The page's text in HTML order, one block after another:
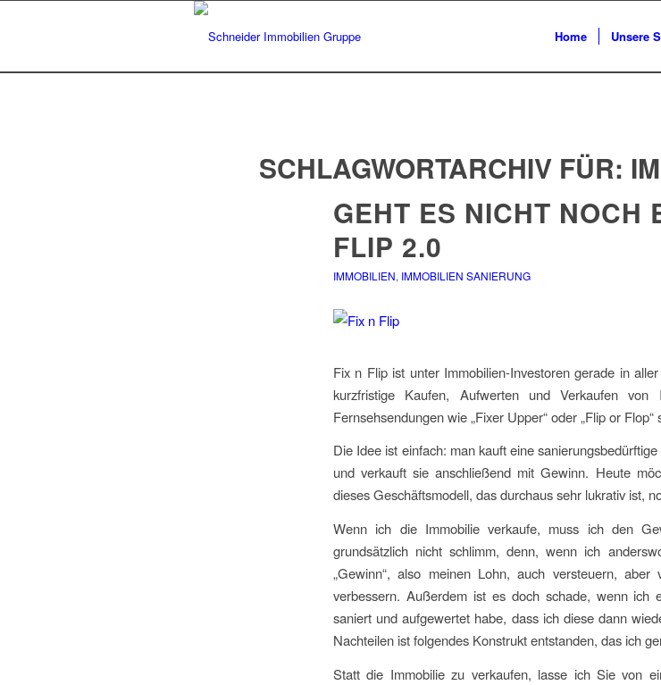
Home Unsere
SCHLAGWORTARCHIV FÜR:
GEHT ES NICHT NOCH
FLIP 2.0
IMMOBILIEN, IMMOBILIEN SANIERUNG
Fix n Flip ist unter Immobilien-Investoren gerade in
kurzfristige Kaufen, Aufwerten und Verkaufen
Fernsehsendungen wie „Fixer Upper“ oder „Flip or Flop“
Die Idee ist einfach: man kauft eine
und verkauft sie anschließend mit Gewinn. Heute
dieses Geschäftsmodell, das durchaus sehr lukrativ ist,
Wenn ich die Immobilie verkaufe, muss ich den
grundsätzlich nicht schlimm, denn, wenn ich
„Gewinn“, also meinen Lohn, auch versteuern,
verbessern. Außerdem ist es doch schade, wenn ich
saniert und aufgewertet habe, dass ich diese dann
Nachteilen ist folgendes Konstrukt entstanden, das ich
Statt die Immobilie zu verkaufen, lasse ich Sie von